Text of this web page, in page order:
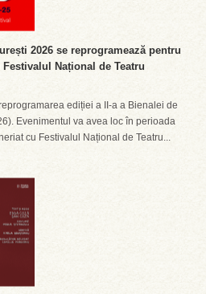
2026 se reprogramează pentru
Național de Teatru
ediției a II-a a Bienalei de
Evenimentul va avea loc în perioada
cu Festivalul Național de Teatru...